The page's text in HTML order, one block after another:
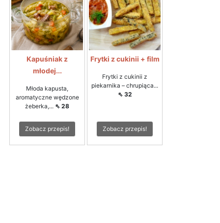
Kapuśniak z
młodej...
Młoda kapusta,
aromatyczne wędzone
żeberka,... ⇖ 28
Zobacz przepis!
Frytki z cukinii + film
Frytki z cukinii z
piekarnika – chrupiąca...
⇖ 32
Zobacz przepis!